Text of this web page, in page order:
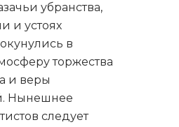
убранства,
и устоях
в
торжества
и веры
Нынешнее
следует